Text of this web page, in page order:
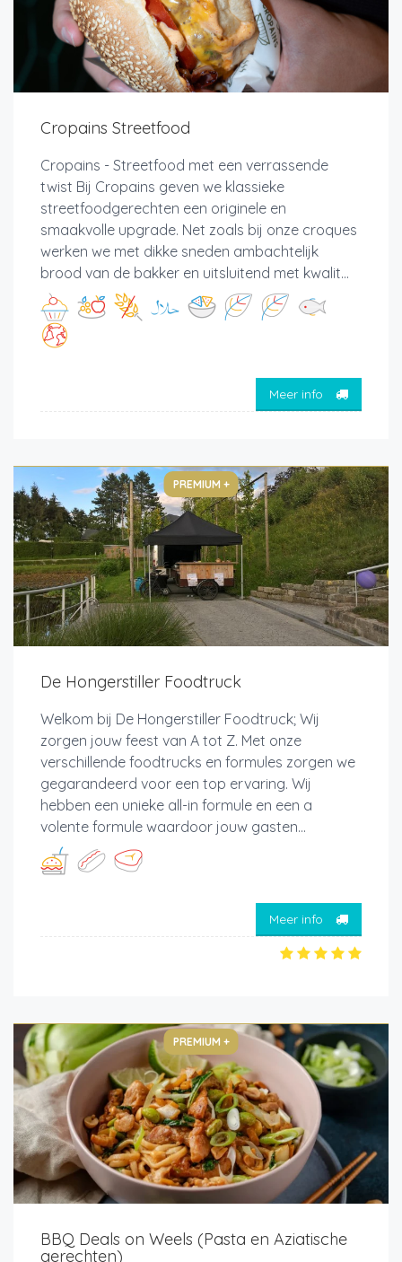
Cropains Streetfood
Cropains - Streetfood met een verrassende
twist Bij Cropains geven we klassieke
streetfoodgerechten een originele en
smaakvolle upgrade. Net zoals bij onze croques
werken we met dikke sneden ambachtelijk
brood van de bakker en uitsluitend met kwalit...
Meer info
PREMIUM +
De Hongerstiller Foodtruck
Welkom bij De Hongerstiller Foodtruck; Wij
zorgen jouw feest van A tot Z. Met onze
verschillende foodtrucks en formules zorgen we
gegarandeerd voor een top ervaring. Wij
hebben een unieke all-in formule en een a
volente formule waardoor jouw gasten...
Meer info
PREMIUM +
BBQ Deals on Weels (Pasta en Aziatische
gerechten)